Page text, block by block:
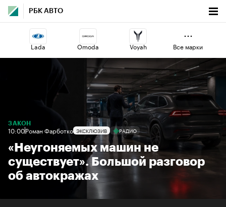
РБК АВТО
Lada Omoda Voyah
Esteo Changan
Haval Volga
Все марки
ЗАКОН
10:00Роман Фарботко ЭКСКЛЮЗИВ РАДИО
«Неугоняемых машин не
существует». Большой разговор
об автокражах